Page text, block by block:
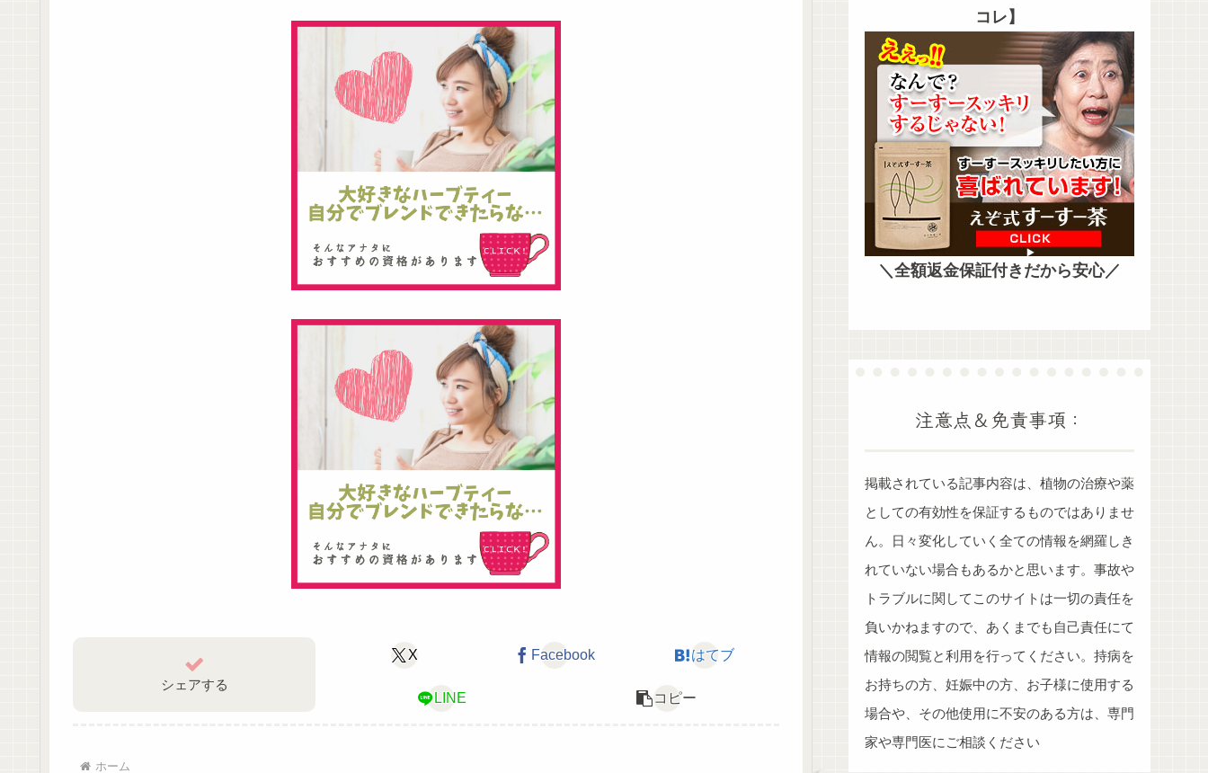
シェアする
X Facebook はてブ
LINE コピー
ホーム
コレ】
＼全額返金保証付きだから安心／
注意点＆免責事項：
掲載されている記事内容は、植物の治療や薬
としての有効性を保証するものではありませ
ん。日々変化していく全ての情報を網羅しき
れていない場合もあるかと思います。事故や
トラブルに関してこのサイトは一切の責任を
負いかねますので、あくまでも自己責任にて
情報の閲覧と利用を行ってください。持病を
お持ちの方、妊娠中の方、お子様に使用する
場合や、その他使用に不安のある方は、専門
家や専門医にご相談ください